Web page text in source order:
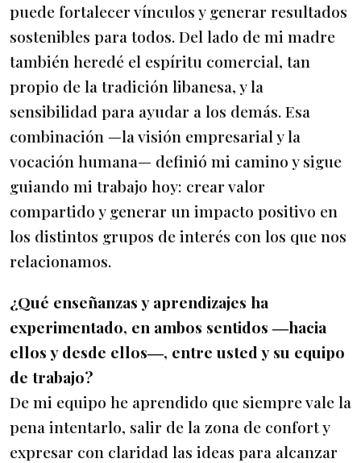
puede fortalecer vínculos y generar resultados
sostenibles para todos. Del lado de mi madre
también heredé el espíritu comercial, tan
propio de la tradición libanesa, y la
sensibilidad para ayudar a los demás. Esa
combinación —la visión empresarial y la
vocación humana— definió mi camino y sigue
guiando mi trabajo hoy: crear valor
compartido y generar un impacto positivo en
los distintos grupos de interés con los que nos
relacionamos.
¿Qué enseñanzas y aprendizajes ha
experimentado, en ambos sentidos ―hacia
ellos y desde ellos―, entre usted y su equipo
de trabajo?
De mi equipo he aprendido que siempre vale la
pena intentarlo, salir de la zona de confort y
expresar con claridad las ideas para alcanzar